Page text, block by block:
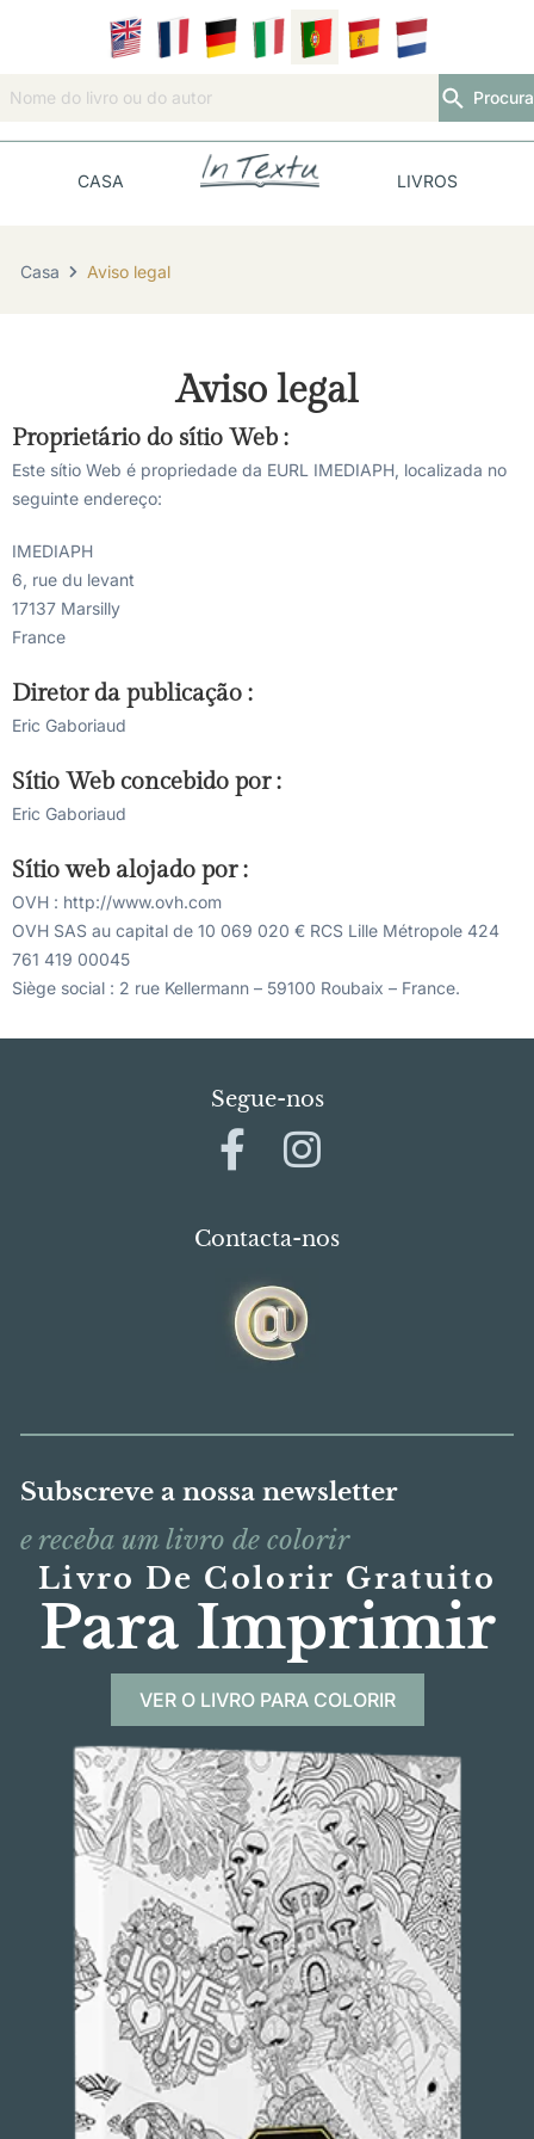
Procura
CASA LIVROS
Casa Aviso legal
Aviso legal
Proprietário do sítio Web :
Este sítio Web é propriedade da EURL IMEDIAPH, localizada no
seguinte endereço:
IMEDIAPH
6, rue du levant
17137 Marsilly
France
Diretor da publicação :
Eric Gaboriaud
Sítio Web concebido por :
Eric Gaboriaud
Sítio web alojado por :
OVH : http://www.ovh.com
OVH SAS au capital de 10 069 020 € RCS Lille Métropole 424
761 419 00045
Siège social : 2 rue Kellermann – 59100 Roubaix – France.
Segue-nos
Contacta-nos
Subscreve a nossa newsletter
e receba um livro de colorir
Livro De Colorir Gratuito
Para Imprimir
VER O LIVRO PARA COLORIR